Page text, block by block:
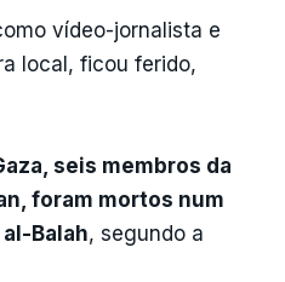
vídeo-jornalista e
local, ficou ferido,
seis membros da
foram mortos num
Balah, segundo a